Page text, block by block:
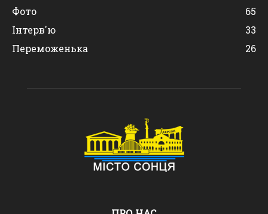
Фото
65
Інтерв'ю
33
Переможенька
26